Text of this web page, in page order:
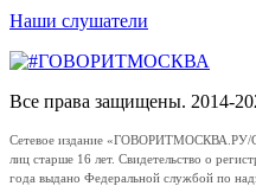
Наши слушатели
Все права защищены. 2014-
Сетевое издание «ГОВОРИТМОСКВА.РУ/
лиц старше 16 лет. Свидетельство о
года выдано Федеральной службой по